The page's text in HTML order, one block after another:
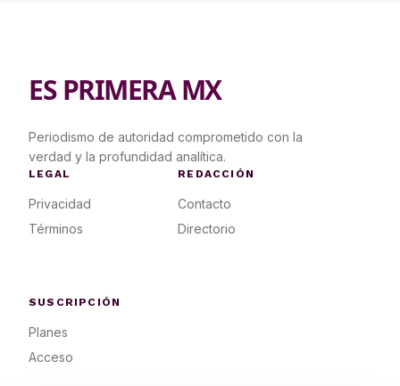
ES PRIMERA MX
Periodismo de autoridad comprometido con la
verdad y la profundidad analítica.
LEGAL
Privacidad
Términos
REDACCIÓN
Contacto
Directorio
SUSCRIPCIÓN
Planes
Acceso